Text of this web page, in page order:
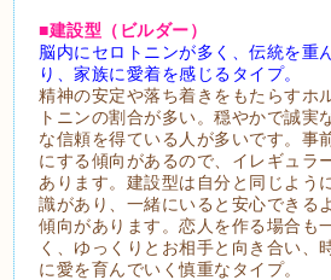
■建設型（ビルダー）
脳内にセロトニンが多く、伝統を重
り、家族に愛着を感じるタイプ。
精神の安定や落ち着きをもたらすホ
トニンの割合が多い。穏やかで誠実
な信頼を得ている人が多いです。事
にする傾向があるので、イレギュラ
あります。建設型は自分と同じよう
識があり、一緒にいると安心できる
傾向があります。恋人を作る場合も
く、ゆっくりとお相手と向き合い、
に愛を育んでいく慎重なタイプ。